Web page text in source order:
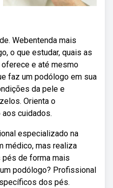
Webentenda mais
o que estudar, quais as
e até mesmo
faz um podólogo em sua
da pele e
Orienta o
cuidados.
especializado na
médico, mas realiza
pés de forma mais
podólogo? Profissional
dos pés.